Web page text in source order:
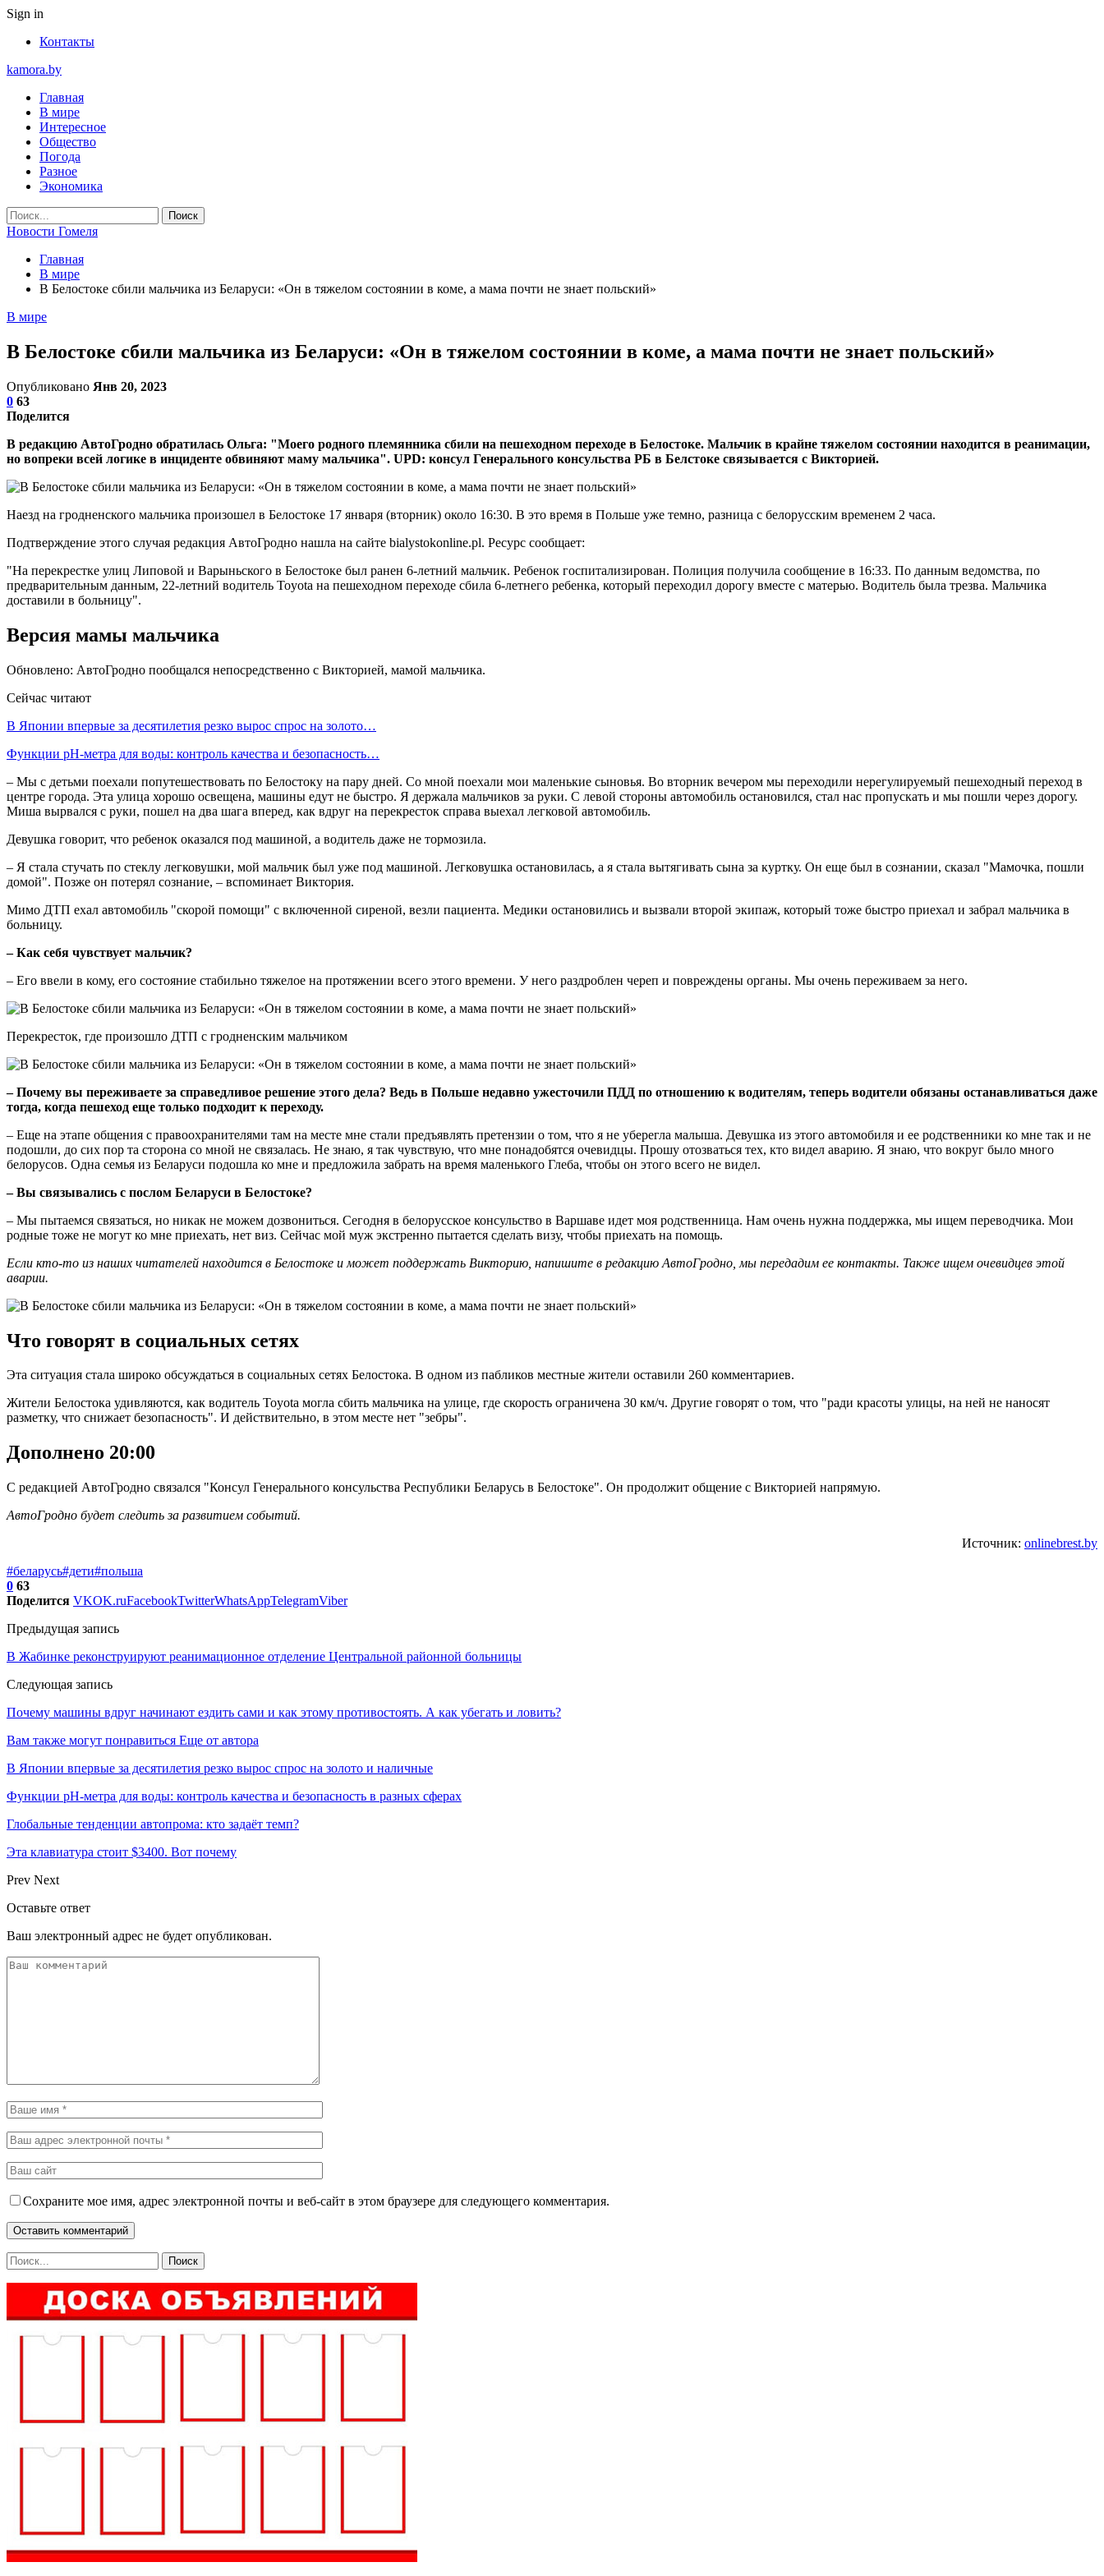
Sign in
Контакты
kamora.by
Главная
В мире
Интересное
Общество
Погода
Разное
Экономика
Новости Гомеля
Главная
В мире
В Белостоке сбили мальчика из Беларуси: «Он в тяжелом состоянии в коме, а мама почти не знает польский»
В мире
В Белостоке сбили мальчика из Беларуси: «Он в тяжелом состоянии в коме, а мама почти не знает польский»
Опубликовано Янв 20, 2023
0 63
Поделится
В редакцию АвтоГродно обратилась Ольга: "Моего родного племянника сбили на пешеходном переходе в Белостоке. Мальчик в крайне тяжелом состоянии находится в реанимации,
но вопреки всей логике в инциденте обвиняют маму мальчика". UPD: консул Генерального консульства РБ в Белстоке связывается с Викторией.
Наезд на гродненского мальчика произошел в Белостоке 17 января (вторник) около 16:30. В это время в Польше уже темно, разница с белорусским временем 2 часа.
Подтверждение этого случая редакция АвтоГродно нашла на сайте bialystokonline.pl. Ресурс сообщает:
"На перекрестке улиц Липовой и Варыньского в Белостоке был ранен 6-летний мальчик. Ребенок госпитализирован. Полиция получила сообщение в 16:33. По данным ведомства, по
предварительным данным, 22-летний водитель Toyota на пешеходном переходе сбила 6-летнего ребенка, который переходил дорогу вместе с матерью. Водитель была трезва. Мальчика
доставили в больницу".
Версия мамы мальчика
Обновлено: АвтоГродно пообщался непосредственно с Викторией, мамой мальчика.
Сейчас читают
В Японии впервые за десятилетия резко вырос спрос на золото…
Функции pH-метра для воды: контроль качества и безопасность…
– Мы с детьми поехали попутешествовать по Белостоку на пару дней. Со мной поехали мои маленькие сыновья. Во вторник вечером мы переходили нерегулируемый пешеходный переход в
центре города. Эта улица хорошо освещена, машины едут не быстро. Я держала мальчиков за руки. С левой стороны автомобиль остановился, стал нас пропускать и мы пошли через дорогу.
Миша вырвался с руки, пошел на два шага вперед, как вдруг на перекресток справа выехал легковой автомобиль.
Девушка говорит, что ребенок оказался под машиной, а водитель даже не тормозила.
– Я стала стучать по стеклу легковушки, мой мальчик был уже под машиной. Легковушка остановилась, а я стала вытягивать сына за куртку. Он еще был в сознании, сказал "Мамочка, пошли
домой". Позже он потерял сознание, – вспоминает Виктория.
Мимо ДТП ехал автомобиль "скорой помощи" с включенной сиреной, везли пациента. Медики остановились и вызвали второй экипаж, который тоже быстро приехал и забрал мальчика в
больницу.
– Как себя чувствует мальчик?
– Его ввели в кому, его состояние стабильно тяжелое на протяжении всего этого времени. У него раздроблен череп и повреждены органы. Мы очень переживаем за него.
Перекресток, где произошло ДТП с гродненским мальчиком
– Почему вы переживаете за справедливое решение этого дела? Ведь в Польше недавно ужесточили ПДД по отношению к водителям, теперь водители обязаны останавливаться даже
тогда, когда пешеход еще только подходит к переходу.
– Еще на этапе общения с правоохранителями там на месте мне стали предъявлять претензии о том, что я не уберегла малыша. Девушка из этого автомобиля и ее родственники ко мне так и не
подошли, до сих пор та сторона со мной не связалась. Не знаю, я так чувствую, что мне понадобятся очевидцы. Прошу отозваться тех, кто видел аварию. Я знаю, что вокруг было много
белорусов. Одна семья из Беларуси подошла ко мне и предложила забрать на время маленького Глеба, чтобы он этого всего не видел.
– Вы связывались с послом Беларуси в Белостоке?
– Мы пытаемся связаться, но никак не можем дозвониться. Сегодня в белорусское консульство в Варшаве идет моя родственница. Нам очень нужна поддержка, мы ищем переводчика. Мои
родные тоже не могут ко мне приехать, нет виз. Сейчас мой муж экстренно пытается сделать визу, чтобы приехать на помощь.
Если кто-то из наших читателей находится в Белостоке и может поддержать Викторию, напишите в редакцию АвтоГродно, мы передадим ее контакты. Также ищем очевидцев этой
аварии.
Что говорят в социальных сетях
Эта ситуация стала широко обсуждаться в социальных сетях Белостока. В одном из пабликов местные жители оставили 260 комментариев.
Жители Белостока удивляются, как водитель Toyota могла сбить мальчика на улице, где скорость ограничена 30 км/ч. Другие говорят о том, что "ради красоты улицы, на ней не наносят
разметку, что снижает безопасность". И действительно, в этом месте нет "зебры".
Дополнено 20:00
С редакцией АвтоГродно связался "Консул Генерального консульства Республики Беларусь в Белостоке". Он продолжит общение с Викторией напрямую.
АвтоГродно будет следить за развитием событий.
Источник: onlinebrest.by
#беларусь#дети#польша
0 63
Поделится VKOK.ruFacebookTwitterWhatsAppTelegramViber
Предыдущая запись
В Жабинке реконструируют реанимационное отделение Центральной районной больницы
Следующая запись
Почему машины вдруг начинают ездить сами и как этому противостоять. А как убегать и ловить?
Вам также могут понравиться Еще от автора
В Японии впервые за десятилетия резко вырос спрос на золото и наличные
Функции pH-метра для воды: контроль качества и безопасность в разных сферах
Глобальные тенденции автопрома: кто задаёт темп?
Эта клавиатура стоит $3400. Вот почему
Prev Next
Оставьте ответ
Ваш электронный адрес не будет опубликован.
Сохраните мое имя, адрес электронной почты и веб-сайт в этом браузере для следующего комментария.